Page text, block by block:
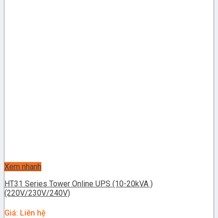
Xem nhanh
HT31 Series Tower Online UPS (10-20kVA )
(220V/230V/240V)
Giá: Liên hệ